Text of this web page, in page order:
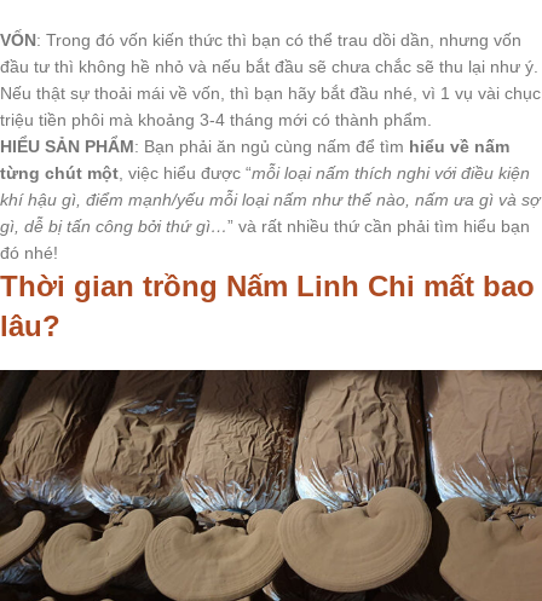
VỐN: Trong đó vốn kiến thức thì bạn có thể trau dồi dần, nhưng vốn
đầu tư thì không hề nhỏ và nếu bắt đầu sẽ chưa chắc sẽ thu lại như ý.
Nếu thật sự thoải mái về vốn, thì bạn hãy bắt đầu nhé, vì 1 vụ vài chục
triệu tiền phôi mà khoảng 3-4 tháng mới có thành phẩm.
HIỂU SẢN PHẨM: Bạn phải ăn ngủ cùng nấm để tìm hiểu về nấm
từng chút một , việc hiểu được “mỗi loại nấm thích nghi với điều kiện
khí hậu gì, điểm mạnh/yếu mỗi loại nấm như thế nào, nấm ưa gì và sợ
gì, dễ bị tấn công bởi thứ gì…” và rất nhiều thứ cần phải tìm hiểu bạn
đó nhé!
Thời gian trồng Nấm Linh Chi mất bao
lâu?